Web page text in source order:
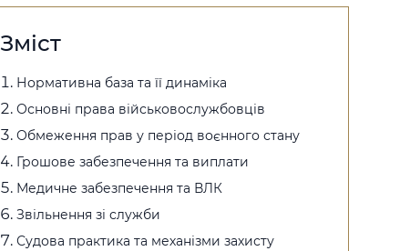
Зміст
Нормативна база та її динаміка
Основні права військовослужбовців
Обмеження прав у період воєнного стану
Грошове забезпечення та виплати
Медичне забезпечення та ВЛК
Звільнення зі служби
Судова практика та механізми захисту